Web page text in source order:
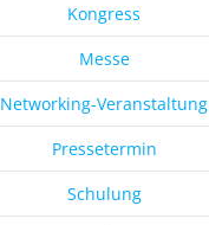
Kongress
Messe
Networking-Veranstaltung
Pressetermin
Schulung